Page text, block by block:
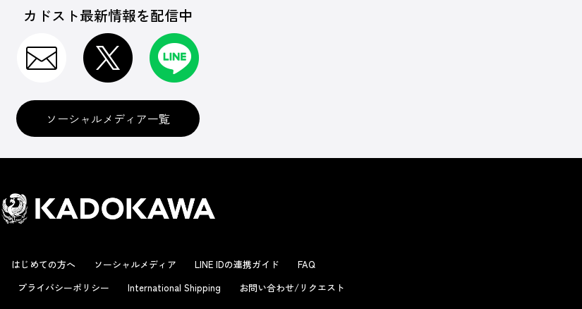
カドスト最新情報を配信中
ソーシャルメディア一覧
はじめての方へ ソーシャルメディア LINE IDの連携ガイド
FAQ
プライバシーポリシー International Shipping お問い合わせ/リクエスト